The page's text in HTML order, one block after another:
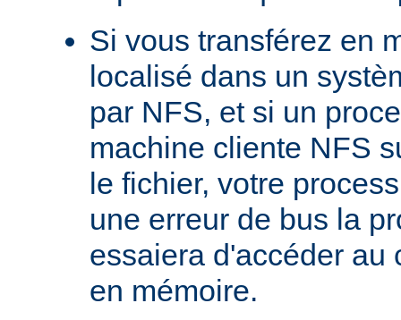
Si vous transférez en
localisé dans un
par NFS, et si un
machine cliente NFS
le fichier, votre
une erreur de bus la
essaiera d'accéder au
en mémoire.